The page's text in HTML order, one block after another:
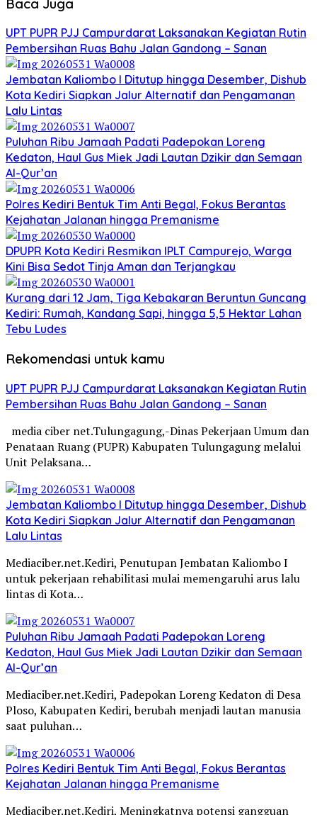
UPT PUPR PJJ Campurdarat Laksanakan Kegiatan Rutin
Pembersihan Ruas Bahu Jalan Gandong – Sanan
Jembatan Kaliombo I Ditutup hingga Desember, Dishub
Kota Kediri Siapkan Jalur Alternatif dan Pengamanan
Lalu Lintas
Puluhan Ribu Jamaah Padati Padepokan Loreng
Kedaton, Haul Gus Miek Jadi Lautan Dzikir dan Semaan
Al-Qur’an
Polres Kediri Bentuk Tim Anti Begal, Fokus Berantas
Kejahatan Jalanan hingga Premanisme
DPUPR Kota Kediri Resmikan IPLT Campurejo, Warga
Kini Bisa Sedot Tinja Aman dan Terjangkau
Kurang dari 12 Jam, Tiga Kebakaran Beruntun Guncang
Kediri: Rumah, Kandang Sapi, hingga 5,5 Hektar Lahan
Tebu Ludes
Rekomendasi untuk kamu
UPT PUPR PJJ Campurdarat Laksanakan Kegiatan Rutin
Pembersihan Ruas Bahu Jalan Gandong – Sanan
media ciber net.Tulungagung,-Dinas Pekerjaan Umum dan
Penataan Ruang (PUPR) Kabupaten Tulungagung melalui
Unit Pelaksana…
Jembatan Kaliombo I Ditutup hingga Desember, Dishub
Kota Kediri Siapkan Jalur Alternatif dan Pengamanan
Lalu Lintas
Mediaciber.net.Kediri, Penutupan Jembatan Kaliombo I
untuk pekerjaan rehabilitasi mulai memengaruhi arus lalu
lintas di Kota…
Puluhan Ribu Jamaah Padati Padepokan Loreng
Kedaton, Haul Gus Miek Jadi Lautan Dzikir dan Semaan
Al-Qur’an
Mediaciber.net.Kediri, Padepokan Loreng Kedaton di Desa
Ploso, Kabupaten Kediri, berubah menjadi lautan manusia
saat puluhan…
Polres Kediri Bentuk Tim Anti Begal, Fokus Berantas
Kejahatan Jalanan hingga Premanisme
Mediaciber.net.Kediri, Meningkatnya potensi gangguan